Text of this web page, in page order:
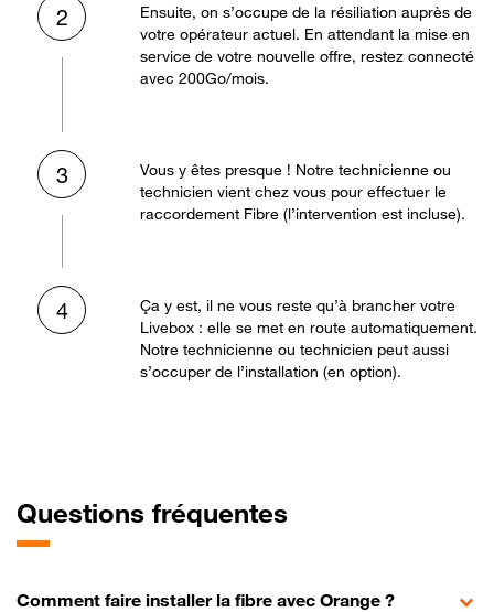
2
Ensuite, on s’occupe de la résiliation auprès de
votre opérateur actuel. En attendant la mise en
service de votre nouvelle offre, restez connecté
avec 200Go/mois.
3
Vous y êtes presque ! Notre technicienne ou
technicien vient chez vous pour effectuer le
raccordement Fibre (l’intervention est incluse).
4
Ça y est, il ne vous reste qu’à brancher votre
Livebox : elle se met en route automatiquement.
Notre technicienne ou technicien peut aussi
s’occuper de l’installation (en option).
Questions fréquentes
Comment faire installer la fibre avec Orange ?